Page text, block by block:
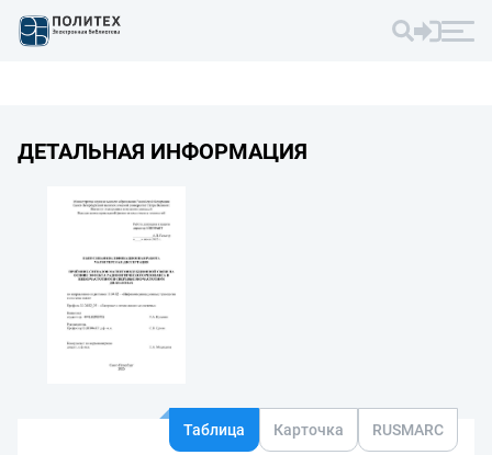
ДЕТАЛЬНАЯ ИНФОРМАЦИЯ
Таблица Карточка RUSMARC